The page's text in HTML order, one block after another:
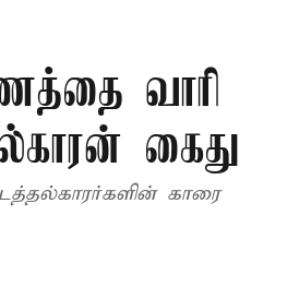
வாரி
கைது